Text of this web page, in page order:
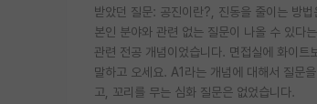
받았던 질문: 공진이란?, 진동을 줄이는 방
본인 분야와 관련 없는 질문이 나올 수 있다
관련 전공 개념이었습니다. 면접실에 화이트
말하고 오세요. A1라는 개념에 대해서 질문
고, 꼬리를 무는 심화 질문은 없었습니다.